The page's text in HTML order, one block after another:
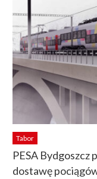
Tabor
PESA Bydgoszcz
dostawę